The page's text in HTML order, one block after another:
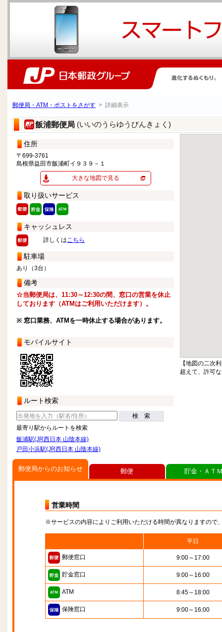
郵便局・ATM・ポストをさがす > 詳細表示
飯浦郵便局 (いいのうらゆうびんきょく)
住所
〒699-3761
島根県益田市飯浦町イ９３９－１
大きな地図で見る
取り扱いサービス
キャッシュレス
詳しくはこちら
駐車場
あり（3台）
備考
☆当郵便局は、11:30～12:30の間、窓口の営業を休止
しております（ATMはご利用いただけます）。
※ 窓口業務、ATMを一時休止する場合があります。
モバイルサイト
ルート検索
検 索
最寄り駅からルートを検索
飯浦駅(JR西日本 山陰本線)
戸田小浜駅(JR西日本 山陰本線)
【地図の二次
超えて、許可
郵便局からのお知らせ
営業時間
※サービスの内容によりご利用いただける時間が異なりますので
平日
郵便窓口 9:00～17:00
貯金窓口 9:00～16:00
ATM 8:45～18:00
保険窓口 9:00～16:00
郵便 貯金・ＡＴ